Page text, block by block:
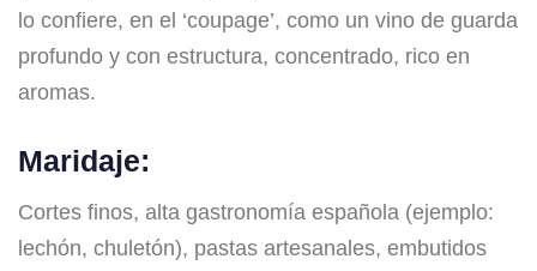
lo confiere, en el ‘coupage’, como un vino de guarda
profundo y con estructura, concentrado, rico en
aromas.
Maridaje:
Cortes finos, alta gastronomía española (ejemplo:
lechón, chuletón), pastas artesanales, embutidos